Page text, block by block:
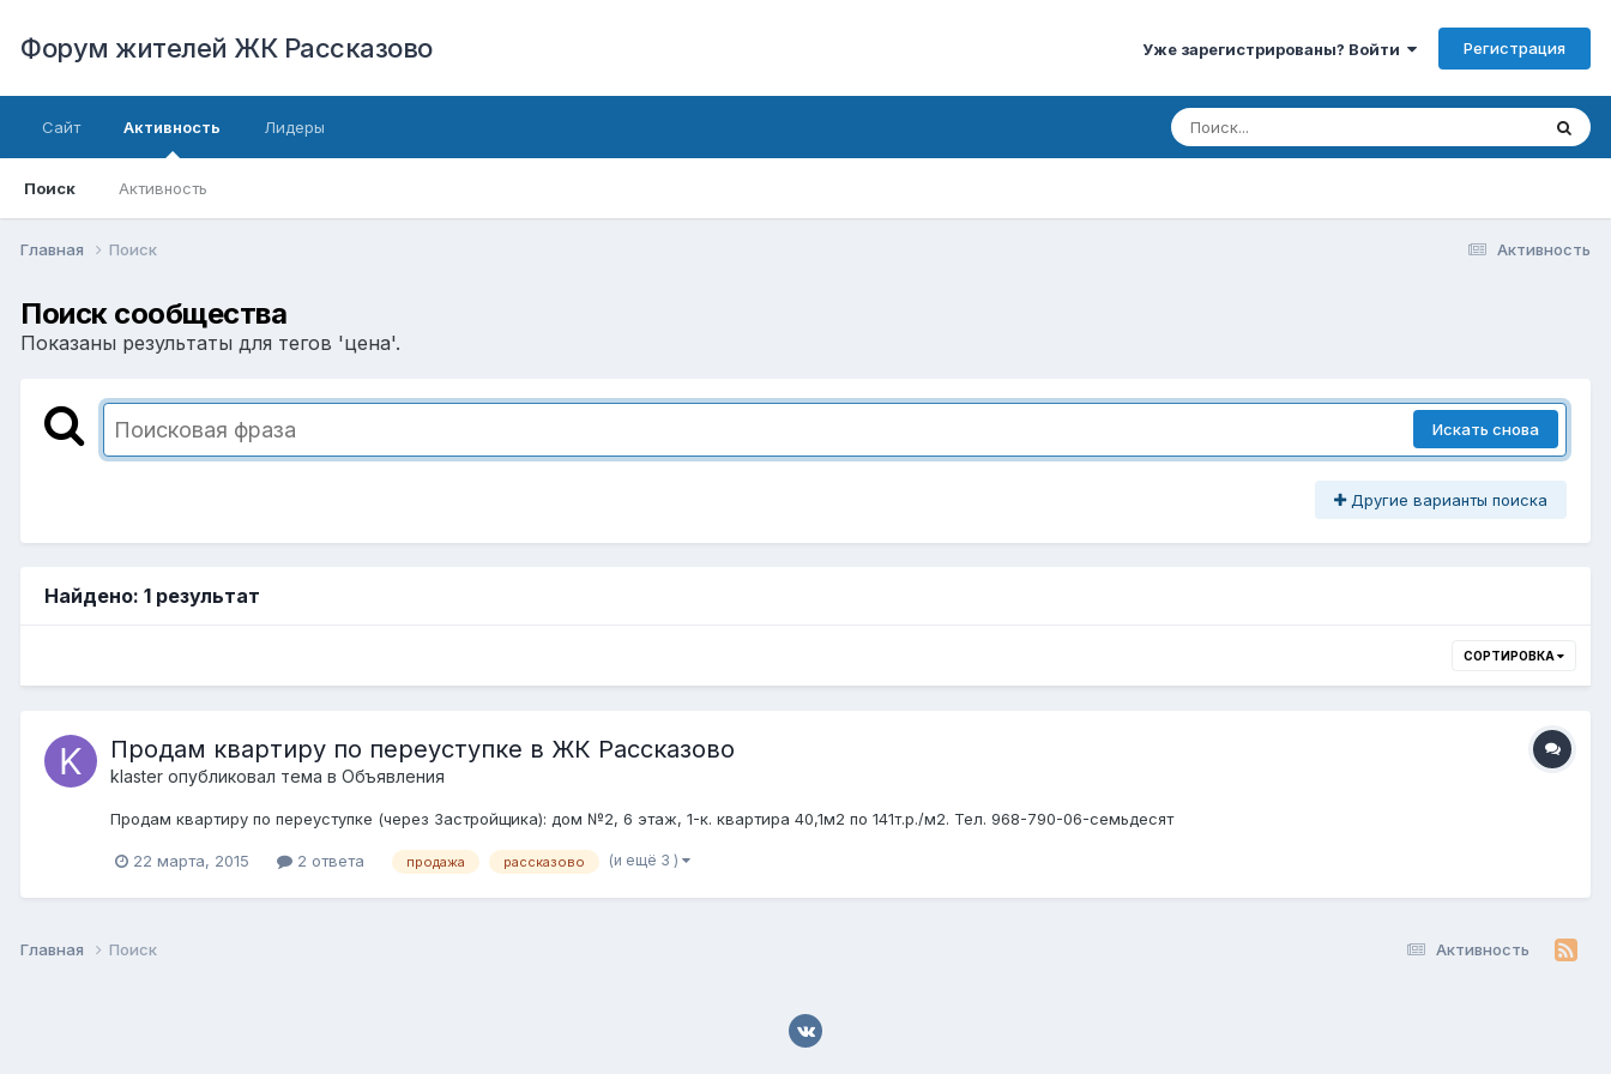
Форум жителей ЖК Рассказово Уже зарегистрированы? Войти Регистрация
Сайт Активность
Поиск Активность
Лидеры
Активность
Главная Поиск
Поиск сообщества
Показаны результаты для тегов 'цена'.
Искать снова
Другие варианты поиска
Найдено: 1 результат
СОРТИРОВКА
Продам квартиру по переуступке в ЖК Рассказово
klaster опубликовал тема в Объявления
Продам квартиру по переуступке (через Застройщика): дом №2, 6 этаж, 1-к. квартира 40,1м2 по 141т.р./м2. Тел. 968-790-06-семьдесят
22 марта, 2015 2 ответа продажа рассказово (и ещё 3 )
Активность
Главная Поиск